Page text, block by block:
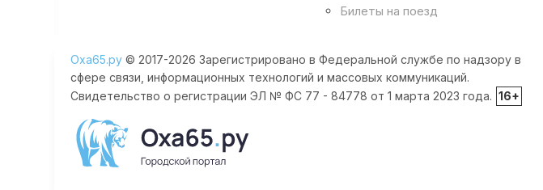
Билеты на поезд
Оха65.ру © 2017-2026 Зарегистрировано в Федеральной службе по надзору в
сфере связи, информационных технологий и массовых коммуникаций.
Свидетельство о регистрации ЭЛ № ФС 77 - 84778 от 1 марта 2023 года. 16+